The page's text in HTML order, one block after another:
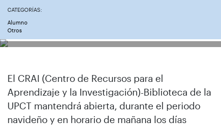
CATEGORÍAS:
Alumno
Otros
El CRAI (Centro de Recursos para el
Aprendizaje y la Investigación)-Biblioteca de la
UPCT mantendrá abierta, durante el periodo
navideño y en horario de mañana los días